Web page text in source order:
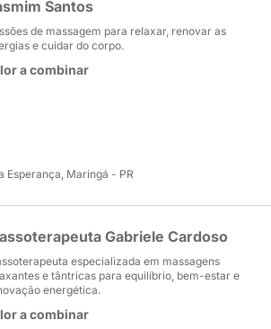
Santos
de massagem para relaxar, renovar as
e cuidar do corpo.
a combinar
Esperança, Maringá - PR
Gabriele Cardoso
especializada em massagens
e tântricas para equilíbrio, bem-estar e
energética.
a combinar